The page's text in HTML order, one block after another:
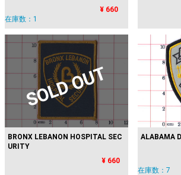
¥ 660
在庫数：1
SOLD OUT
BRONX LEBANON HOSPITAL SEC
URITY
¥ 660
ALABAMA
在庫数：7